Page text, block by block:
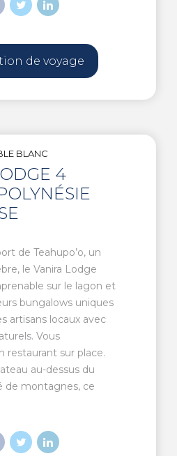
de voyage
BLANC
4
de Teahupo’o, un
le Vanira Lodge
sur le lagon et
bungalows uniques
artisans locaux avec
Vous
restaurant sur place.
au-dessus du
de montagnes, ce